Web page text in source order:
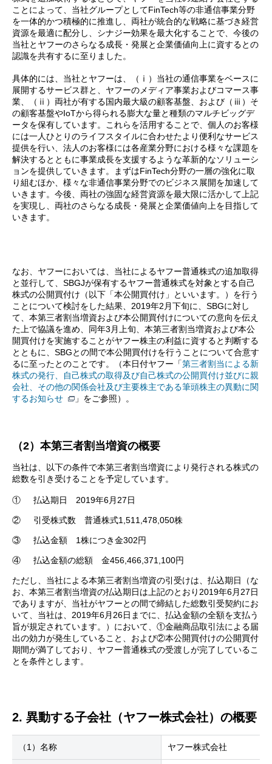
ことによって、当社グループとしてFinTech等の非通信事業分野
を一体的かつ積極的に推進し、両社が統合的な戦略に基づき経営
資源を最適に配分し、シナジー効果を最大化することで、今後の
当社とヤフーのさらなる成長・発展と企業価値向上に資するとの
認識を共有するに至りました。
具体的には、当社とヤフーは、（ⅰ）当社の通信事業をベースに
展開するサービス群と、ヤフーのメディア事業およびコマース事
業、（ⅱ）両社が有する国内最大級の顧客基盤、および（ⅲ）そ
の顧客基盤やIoTから得られる膨大な量と種類のマルチビッグデ
ータを保有しています。これらを活用することで、個人のお客様
には一人ひとりのライフスタイルに合わせたより便利なサービス
提供を行い、法人のお客様には各産業分野における様々な課題を
解決するとともに事業成長を支援するような革新的なソリューシ
ョンを提供していきます。まずはFinTech分野の一層の強化に取
り組むほか、様々な非通信事業分野でのビジネス展開を加速して
いきます。今後、両社の強固な経営資源を最大限に活かして上記
を実現し、両社のさらなる成長・発展と企業価値向上を目指して
いきます。
なお、ヤフーにおいては、当社によるヤフー普通株式の追加取得
と並行して、SBGJが保有するヤフー普通株式を対象とする自己
株式の公開買付け（以下「本公開買付け」といいます。）を行う
ことについて検討をした結果、2019年2月下旬に、SBGに対し
て、本第三者割当増資および本公開買付けについての意向を伝え
た上で協議を進め、同年3月上旬、本第三者割当増資および本公
開買付けを実施することがヤフー株主の利益に資すると判断する
とともに、SBGとの間で本公開買付けを行うことについて合意す
るに至ったとのことです。（本日付ヤフー「第三者割当による新
株式の発行、自己株式の取得及び自己株式の公開買付け並びに親
会社、その他の関係会社及び主要株主である筆頭株主の異動に関
するお知らせ
」をご参照）。
（2）本第三者割当増資の概要
当社は、以下の条件で本第三者割当増資により発行される株式の
総数を引き受けることを予定しています。
① 払込期日 2019年6月27日
② 引受株式数 普通株式1,511,478,050株
③ 払込金額 1株につき金302円
④ 払込金額の総額 金456,466,371,100円
ただし、当社による本第三者割当増資の引受けは、払込期日（な
お、本第三者割当増資の払込期日は上記のとおり2019年6月27日
でありますが、当社がヤフーとの間で締結した総数引受契約にお
いて、当社は、2019年6月26日までに、払込金額の全額を支払う
旨が規定されています。）において、①金融商品取引法による届
出の効力が発生していること、および②本公開買付けの公開買付
期間が満了しており、ヤフー普通株式の受渡しが完了しているこ
とを条件とします。
2. 異動する子会社（ヤフー株式会社）の概要
（1）名称 ヤフー株式会社